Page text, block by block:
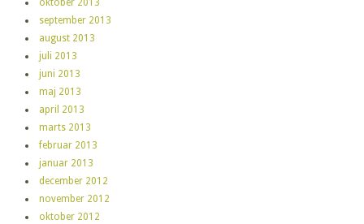
september 2013
august 2013
juli 2013
juni 2013
maj 2013
april 2013
marts 2013
februar 2013
januar 2013
december 2012
november 2012
oktober 2012